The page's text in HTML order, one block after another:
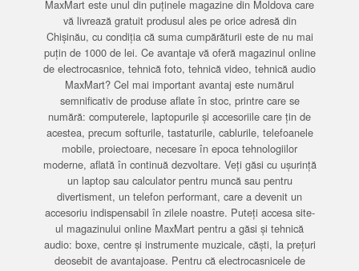
MaxMart este unul din puținele magazine din Moldova care
vă livrează gratuit produsul ales pe orice adresă din
Chișinău, cu condiția că suma cumpărăturii este de nu mai
puțin de 1000 de lei. Ce avantaje vă oferă magazinul online
de electrocasnice, tehnică foto, tehnică video, tehnică audio
MaxMart? Cel mai important avantaj este numărul
semnificativ de produse aflate în stoc, printre care se
numără: computerele, laptopurile și accesoriile care țin de
acestea, precum softurile, tastaturile, cablurile, telefoanele
mobile, proiectoare, necesare în epoca tehnologiilor
moderne, aflată în continuă dezvoltare. Veți găsi cu ușurință
un laptop sau calculator pentru muncă sau pentru
divertisment, un telefon performant, care a devenit un
accesoriu indispensabil în zilele noastre. Puteți accesa site-
ul magazinului online MaxMart pentru a găsi și tehnică
audio: boxe, centre și instrumente muzicale, căști, la prețuri
deosebit de avantajoase. Pentru că electrocasnicele de